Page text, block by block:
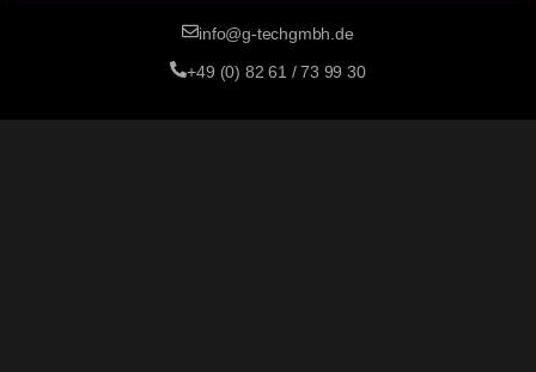
info@g-techgmbh.de
+49 (0) 82 61 / 73 99 30